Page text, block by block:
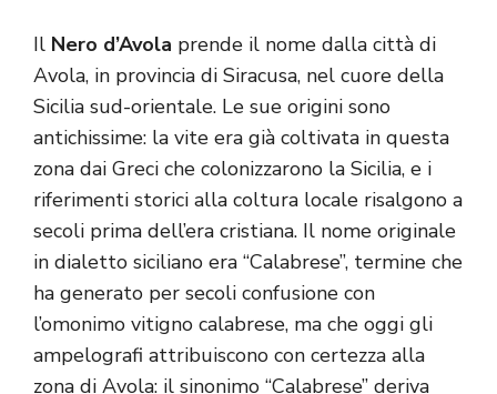
Il Nero d’Avola prende il nome dalla città di
Avola, in provincia di Siracusa, nel cuore della
Sicilia sud-orientale. Le sue origini sono
antichissime: la vite era già coltivata in questa
zona dai Greci che colonizzarono la Sicilia, e i
riferimenti storici alla coltura locale risalgono a
secoli prima dell’era cristiana. Il nome originale
in dialetto siciliano era “Calabrese”, termine che
ha generato per secoli confusione con
l’omonimo vitigno calabrese, ma che oggi gli
ampelografi attribuiscono con certezza alla
zona di Avola: il sinonimo “Calabrese” deriva